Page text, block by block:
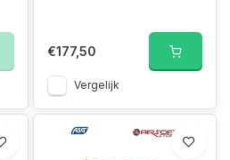
€177,50
Vergelijk